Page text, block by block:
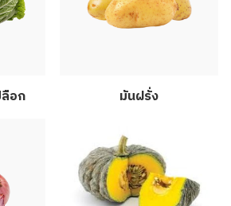
อก มันฝรั่ง